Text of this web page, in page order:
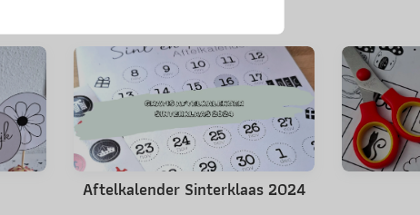
Aftelkalender Sinterklaas 2024